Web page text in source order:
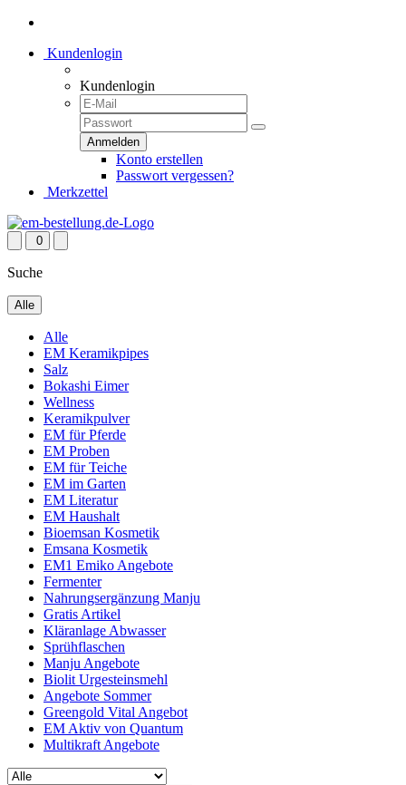
Kundenlogin
Kundenlogin
Konto erstellen
Passwort vergessen?
Merkzettel
0
Suche
Alle
Alle
EM Keramikpipes
Salz
Bokashi Eimer
Wellness
Keramikpulver
EM für Pferde
EM Proben
EM für Teiche
EM im Garten
EM Literatur
EM Haushalt
Bioemsan Kosmetik
Emsana Kosmetik
EM1 Emiko Angebote
Fermenter
Nahrungsergänzung Manju
Gratis Artikel
Kläranlage Abwasser
Sprühflaschen
Manju Angebote
Biolit Urgesteinsmehl
Angebote Sommer
Greengold Vital Angebot
EM Aktiv von Quantum
Multikraft Angebote